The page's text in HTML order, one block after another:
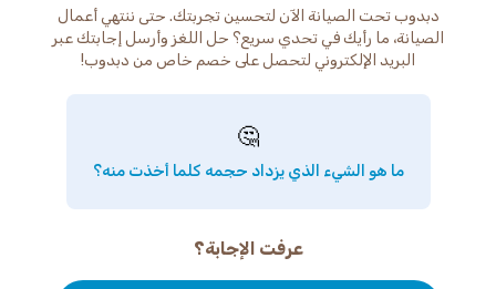
دبدوب تحت الصيانة الآن لتحسين تجربتك. حتى ننتهي أعمال
الصيانة، ما رأيك في تحدي سريع؟ حل اللغز وأرسل إجابتك عبر
البريد الإلكتروني لتحصل على خصم خاص من دبدوب!
🤔
ما هو الشيء الذي يزداد حجمه كلما أخذت منه؟
عرفت الإجابة؟